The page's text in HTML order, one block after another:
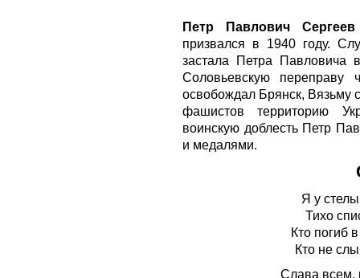
Петр Павлович Сергеев
призвался в 1940 году.
застала Петра Павловича
Соловьевскую переправу
освобождал Брянск, Вязьму
фашистов территорию
воинскую доблесть Петр
и медалями.
Я у
Тихо
Кто погиб
Кто не
Слава всем,